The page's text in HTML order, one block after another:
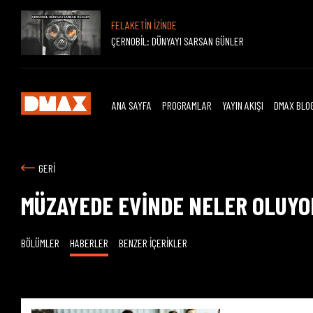
FELAKETİN İZİNDE
ÇERNOBİL: DÜNYAYI SARSAN GÜNLER
ANA SAYFA PROGRAMLAR YAYIN AKIŞI DMAX
GERİ
MÜZAYEDE EVİNDE NELER
BÖLÜMLER HABERLER BENZER İÇERİKLER